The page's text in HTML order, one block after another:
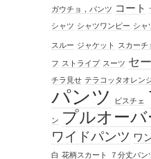
ガウチョ，パンツ コート
シャツ シャツワンピー シャ
スルー ジャケット スカーチ
フ ストライプ スーツ セ
チラ見せ テラコッタオレン
パンツ ビスチェ
ン プルオーバ
ワイドパンツ ワ
白 花柄スカート ７分丈パン